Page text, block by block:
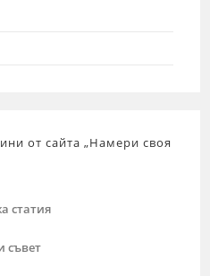
от сайта „Намери своя
статия
съвет